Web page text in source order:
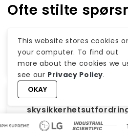
Ofte stilte
Hva er forholdet
skysikkerhet?
Hva er de største
miljø?
This website stores cookies
your computer. To find out
more about the cookies we
see our Privacy Policy.
OKAY